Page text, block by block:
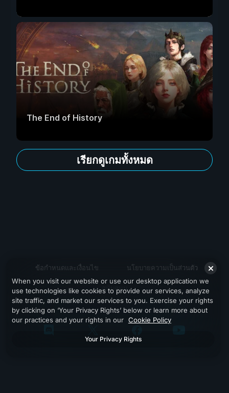
The End of History
เรียกดูเกมทั้งหมด
ข้อกำหนดและเงื่อนไข นโยบายความเป็นส่วนตัว
สนับสนุน
When you visit our website or use our desktop application we
use technologies like cookies to provide our services, analyze
site traffic, and market our services to you. Exercise your rights
by clicking on ‘Your Privacy Rights’ below or learn more about
our practices and your rights in our Cookie Policy
Your Privacy Rights